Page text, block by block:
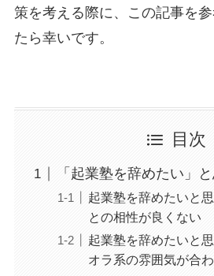
策を考える際に、この記事を
たら幸いです。
目次
「起業塾を辞めたい」
起業塾を辞めたいと
との相性が良くない
起業塾を辞めたいと
オラ系の雰囲気が合